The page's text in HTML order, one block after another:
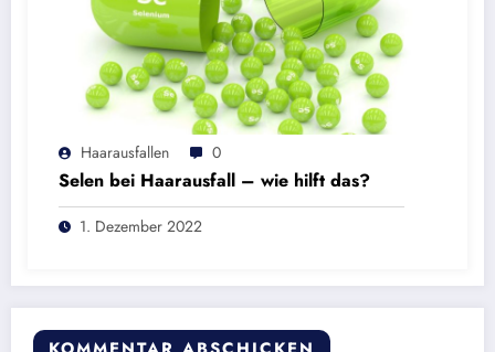
Haarausfallen 0
Selen bei Haarausfall – wie hilft das?
1. Dezember 2022